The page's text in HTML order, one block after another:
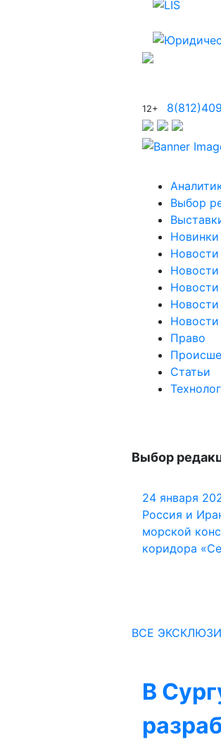
12+
Выбор
Новинки
Новости
Новости
Новости
Право
Статьи
Выбор
24 января
Россия и
морской
коридора
ВСЕ
В